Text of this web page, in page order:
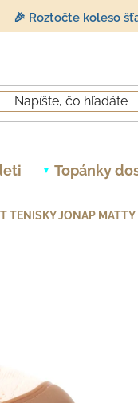
🎉 Roztočte koleso
Topánky
TENISKY JONAP